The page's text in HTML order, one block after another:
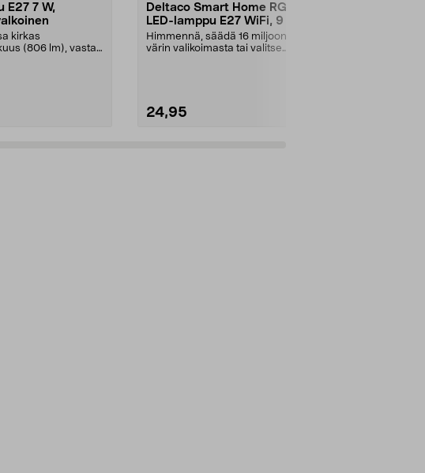
E27 7 W,
kirkas
(806 lm), vastaa
Deltaco Smart Home RGB
LED-lamppu E27 WiFi, 9 W, 3
kpl
Himmennä, säädä 16 miljoonan
värin valikoimasta tai valitse
24,95